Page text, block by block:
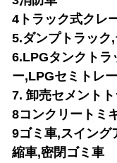
4トラック式クレ
5.ダンプトラック
6.LPGタンクトラ
ー,LPGセミトレ
7. 卸売セメントト
8コンクリートミ
9ゴミ車,スイング
縮車,密閉ゴミ車